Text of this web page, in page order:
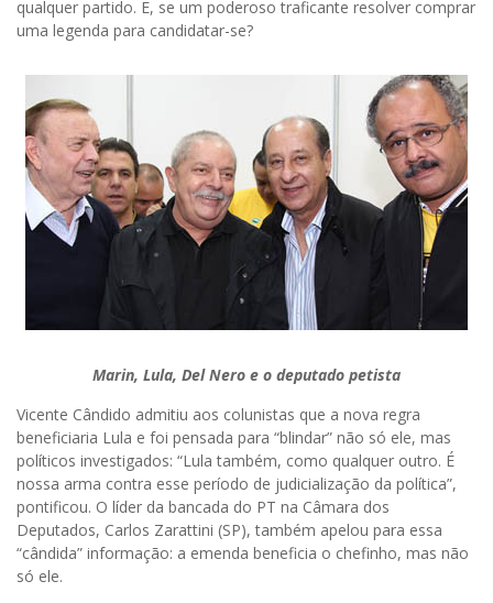
qualquer partido. E, se um poderoso traficante resolver comprar
uma legenda para candidatar-se?
Marin, Lula, Del Nero e o deputado petista
Vicente Cândido admitiu aos colunistas que a nova regra
beneficiaria Lula e foi pensada para “blindar” não só ele, mas
políticos investigados: “Lula também, como qualquer outro. É
nossa arma contra esse período de judicialização da política”,
pontificou. O líder da bancada do PT na Câmara dos
Deputados, Carlos Zarattini (SP), também apelou para essa
“cândida” informação: a emenda beneficia o chefinho, mas não
só ele.